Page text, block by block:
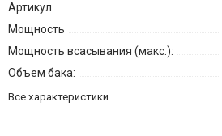
Артикул
Мощность
Мощность всасывания (макс.):
Объем бака:
Все характеристики